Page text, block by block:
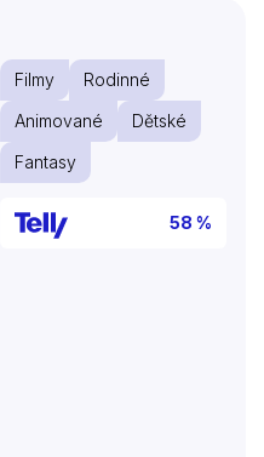
Filmy
Rodinné
Animované
Dětské
Fantasy
58 %